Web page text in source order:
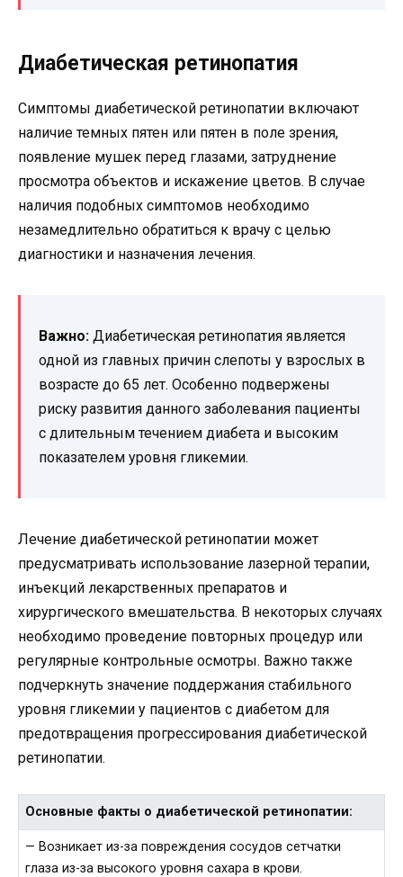
Диабетическая ретинопатия
Симптомы диабетической ретинопатии включают
наличие темных пятен или пятен в поле зрения,
появление мушек перед глазами, затруднение
просмотра объектов и искажение цветов. В случае
наличия подобных симптомов необходимо
незамедлительно обратиться к врачу с целью
диагностики и назначения лечения.
Важно: Диабетическая ретинопатия является
одной из главных причин слепоты у взрослых в
возрасте до 65 лет. Особенно подвержены
риску развития данного заболевания пациенты
с длительным течением диабета и высоким
показателем уровня гликемии.
Лечение диабетической ретинопатии может
предусматривать использование лазерной терапии,
инъекций лекарственных препаратов и
хирургического вмешательства. В некоторых случаях
необходимо проведение повторных процедур или
регулярные контрольные осмотры. Важно также
подчеркнуть значение поддержания стабильного
уровня гликемии у пациентов с диабетом для
предотвращения прогрессирования диабетической
ретинопатии.
Основные факты о диабетической ретинопатии:
— Возникает из-за повреждения сосудов сетчатки
глаза из-за высокого уровня сахара в крови.